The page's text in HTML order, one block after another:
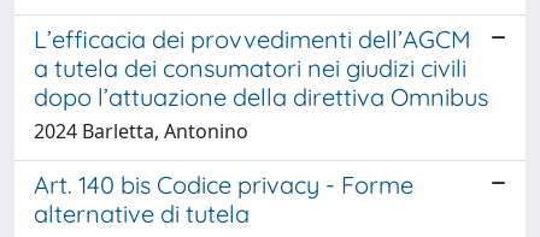
L’efficacia dei provvedimenti dell’AGCM
a tutela dei consumatori nei giudizi civili
dopo l’attuazione della direttiva Omnibus
2024 Barletta, Antonino
Art. 140 bis Codice privacy - Forme
alternative di tutela